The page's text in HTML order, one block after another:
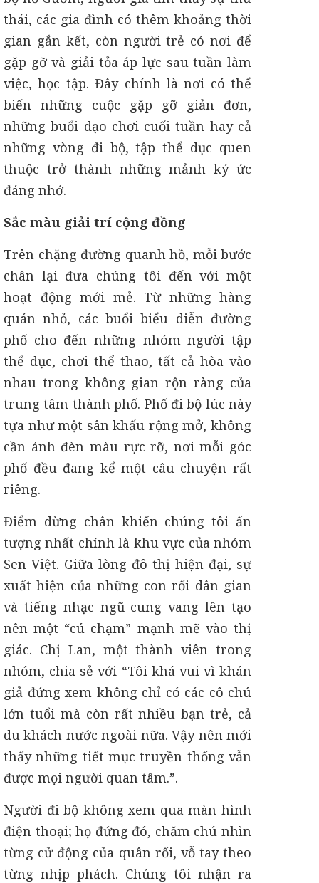
thái, các gia đình có thêm khoảng thời
gian gắn kết, còn người trẻ có nơi để
gặp gỡ và giải tỏa áp lực sau tuần làm
việc, học tập. Đây chính là nơi có thể
biến những cuộc gặp gỡ giản đơn,
những buổi dạo chơi cuối tuần hay cả
những vòng đi bộ, tập thể dục quen
thuộc trở thành những mảnh ký ức
đáng nhớ.
Sắc màu giải trí cộng đồng
Trên chặng đường quanh hồ, mỗi bước
chân lại đưa chúng tôi đến với một
hoạt động mới mẻ. Từ những hàng
quán nhỏ, các buổi biểu diễn đường
phố cho đến những nhóm người tập
thể dục, chơi thể thao, tất cả hòa vào
nhau trong không gian rộn ràng của
trung tâm thành phố. Phố đi bộ lúc này
tựa như một sân khấu rộng mở, không
cần ánh đèn màu rực rỡ, nơi mỗi góc
phố đều đang kể một câu chuyện rất
riêng.
Điểm dừng chân khiến chúng tôi ấn
tượng nhất chính là khu vực của nhóm
Sen Việt. Giữa lòng đô thị hiện đại, sự
xuất hiện của những con rối dân gian
và tiếng nhạc ngũ cung vang lên tạo
nên một “cú chạm” mạnh mẽ vào thị
giác. Chị Lan, một thành viên trong
nhóm, chia sẻ với “Tôi khá vui vì khán
giả đứng xem không chỉ có các cô chú
lớn tuổi mà còn rất nhiều bạn trẻ, cả
du khách nước ngoài nữa. Vậy nên mới
thấy những tiết mục truyền thống vẫn
được mọi người quan tâm.”.
Người đi bộ không xem qua màn hình
điện thoại; họ đứng đó, chăm chú nhìn
từng cử động của quân rối, vỗ tay theo
từng nhịp phách. Chúng tôi nhận ra